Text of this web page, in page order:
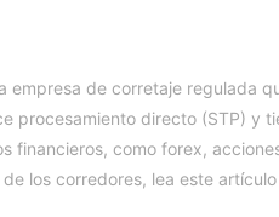
empresa de corretaje regulada
procesamiento directo (STP) y
financieros, como forex,
los corredores, lea este